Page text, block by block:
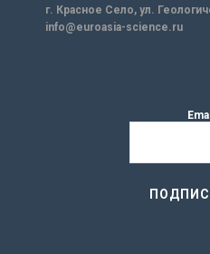
г. Красное Село, ул.
info@euroasia-science.ru